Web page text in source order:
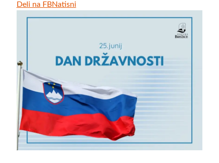
Deli na FBNatisni